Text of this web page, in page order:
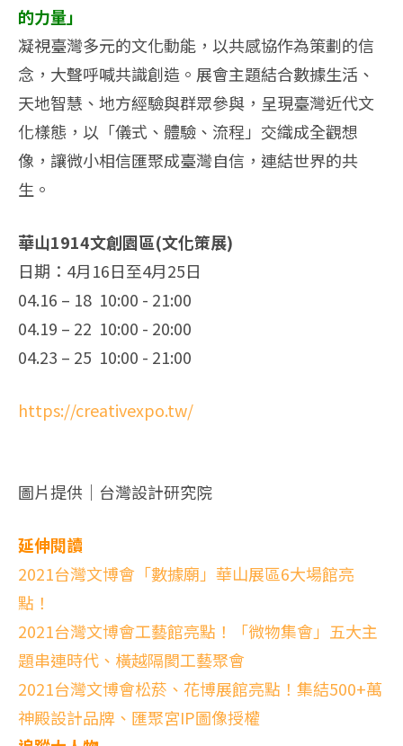
的力量」
凝視臺灣多元的文化動能，以共感協作為策劃的信
念，大聲呼喊共識創造。展會主題結合數據生活、
天地智慧、地方經驗與群眾參與，呈現臺灣近代文
化樣態，以「儀式、體驗、流程」交織成全觀想
像，讓微小相信匯聚成臺灣自信，連結世界的共
生。
華山1914文創園區(文化策展)
日期：4月16日至4月25日
04.16 – 18 10:00 - 21:00
04.19 – 22 10:00 - 20:00
04.23 – 25 10:00 - 21:00
https://creativexpo.tw/
圖片提供｜台灣設計研究院
延伸閱讀
2021台灣文博會「數據廟」華山展區6大場館亮
點！
2021台灣文博會工藝館亮點！「微物集會」五大主
題串連時代、橫越隔閡工藝聚會
2021台灣文博會松菸、花博展館亮點！集結500+萬
神殿設計品牌、匯聚宮IP圖像授權